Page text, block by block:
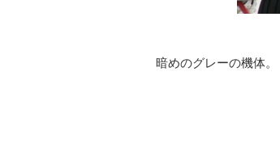
暗めのグレーの機体。